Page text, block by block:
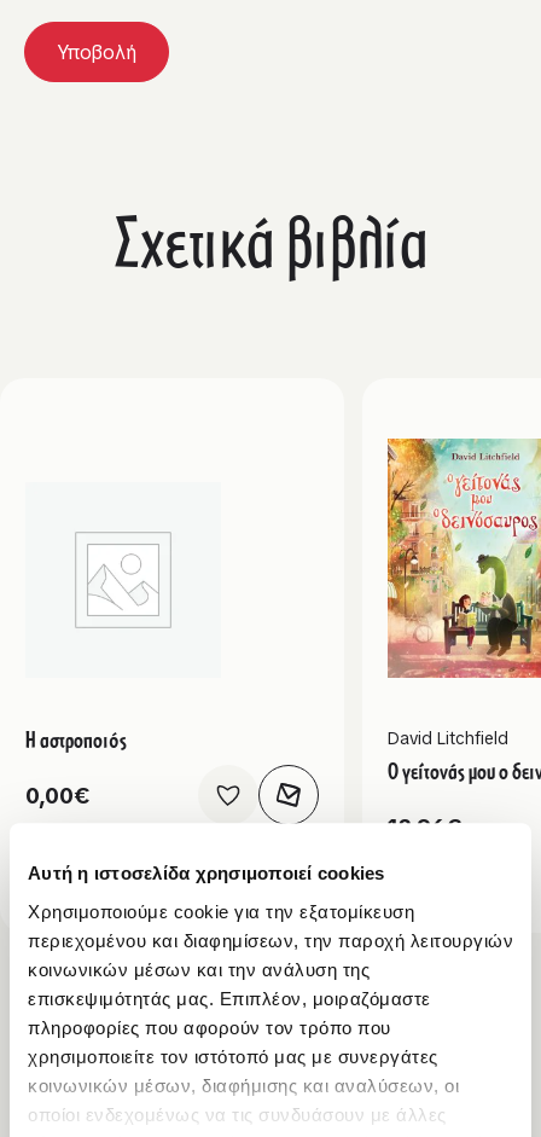
Αυτή η ιστοσελίδα χρησιμοποιεί cookies
Χρησιμοποιούμε cookie για την εξατομίκευση
περιεχομένου και διαφημίσεων, την παροχή λειτουργιών
κοινωνικών μέσων και την ανάλυση της
επισκεψιμότητάς μας. Επιπλέον, μοιραζόμαστε
πληροφορίες που αφορούν τον τρόπο που
χρησιμοποιείτε τον ιστότοπό μας με συνεργάτες
κοινωνικών μέσων, διαφήμισης και αναλύσεων, οι
οποίοι ενδεχομένως να τις συνδυάσουν με άλλες
Σχετικά βιβλία
Η αστροποιός
0,00€
David Litchfield
Ο γείτονάς μου ο
12,96€
Δες τα όλα